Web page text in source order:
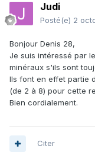
Judi
Posté(e) 2
Bonjour Denis 28,
Je suis intéressé par
minéraux s'ils sont
Ils font en effet partie
(de 2 à 8) pour cette
Bien cordialement.
Citer